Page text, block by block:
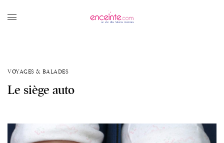
VOYAGES & BALADES
Le siège auto